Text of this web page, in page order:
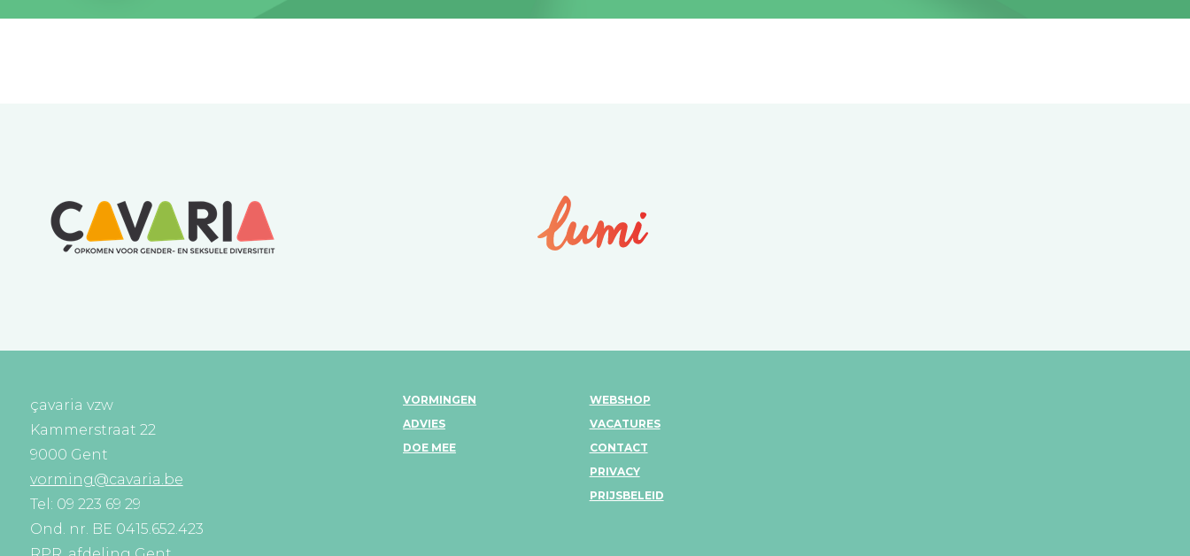
çavaria vzw
Kammerstraat 22
9000 Gent
vorming@cavaria.be
Tel: 09 223 69 29
Ond. nr. BE 0415.652.423
VORMINGEN
ADVIES
DOE MEE
WEBSHOP
VACATURES
CONTACT
PRIVACY
PRIJSBELEID